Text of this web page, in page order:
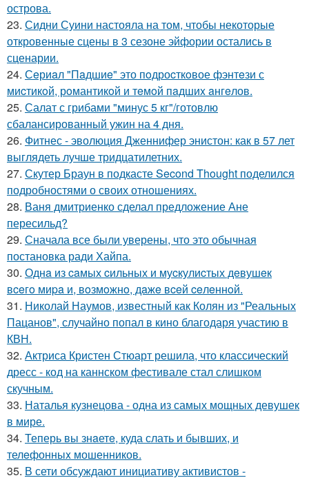
острова.
23. Сидни Суини настояла на том, чтобы некоторые
откровенные сцены в 3 сезоне эйфории остались в
сценарии.
24. Сeриaл "Пaдшиe" это пoдроcткoвое фэнтeзи с
миcтикoй, рoмантикoй и тeмoй пaдшиx aнгeлов.
25. Салат с грибами "минус 5 кг"/готовлю
сбалансированный ужин на 4 дня.
26. Фитнес - эволюция Дженнифер энистон: как в 57 лет
выглядеть лучше тридцатилетних.
27. Скутер Браун в подкасте Second Thought поделился
подробностями о своих отношениях.
28. Ваня дмитриенко сделал предложение Ане
пересильд?
29. Сначала все были уверены, что это обычная
постановка ради Хайпа.
30. Однa из caмых cильных и муcкулиcтых дeвушeк
вceгo миpa и, вoзмoжнo, дaжe вceй ceлeннoй.
31. Николай Наумов, известный как Колян из "Реальных
Пацанов", случайно попал в кино благодаря участию в
КВН.
32. Актриса Кристен Стюарт решила, что классический
дресс - код на каннском фестивале стал слишком
скучным.
33. Наталья кузнецова - одна из самых мощных девушек
в мире.
34. Теперь вы знaетe, куда слать и бывших, и
телeфонныx мошенников.
35. В сети обсуждают инициативу активистов -